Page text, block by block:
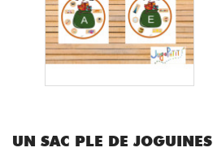
UN SAC PLE DE JOGUINES